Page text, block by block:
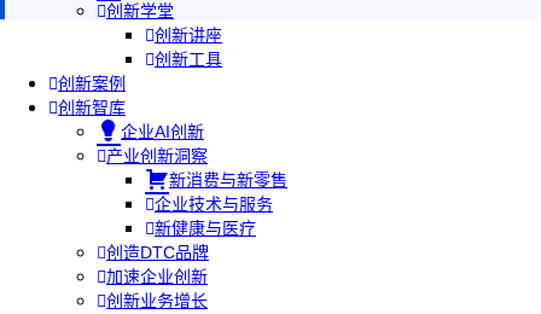
创新学堂
创新讲座
创新工具
创新案例
创新智库
企业AI创新
产业创新洞察
新消费与新零售
企业技术与服务
新健康与医疗
创造DTC品牌
加速企业创新
创新业务增长